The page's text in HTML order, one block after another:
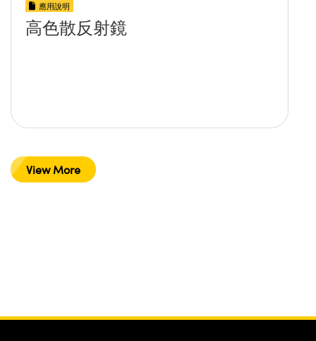
應用說明
高色散反射鏡
View More